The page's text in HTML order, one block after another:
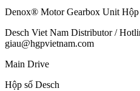
Denox® Motor Gearbox Unit Hộp
Desch Viet Nam Distributor /
giau@hgpvietnam.com
Main Drive
Hộp số Desch